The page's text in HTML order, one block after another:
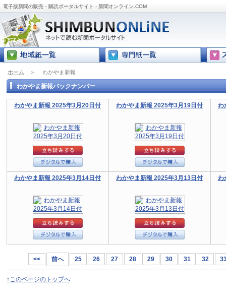
電子版新聞の販売・購読ポータルサイト - 新聞オンライン.COM
ホーム ＞ わかやま新報
わかやま新報バックナンバー
わかやま新報 2025年3月20日付 わかやま新報 2025年3月19日付 わ
わかやま新報 2025年3月14日付 わかやま新報 2025年3月13日付 わ
<< 前へ 25 26 27 28 29 30 31 32
↑このページのトップへ